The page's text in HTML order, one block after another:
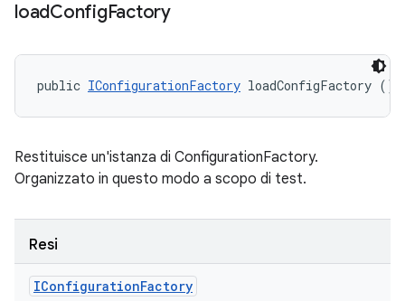
loadConfigFactory
public IConfigurationFactory loadConfigFactory ()
Restituisce un'istanza di ConfigurationFactory.
Organizzato in questo modo a scopo di test.
Resi
IConfigurationFactory